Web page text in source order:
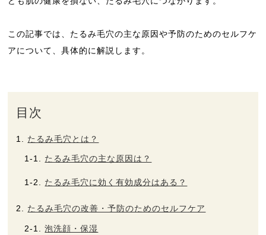
ヘルプ
お買い物ガイド
よくあるご質問
定期お届けサービス
この記事では、たるみ毛穴の主な原因や予防のためのセルフケ
アについて、具体的に解説します。
目次
たるみ毛穴とは？
たるみ毛穴の主な原因は？
たるみ毛穴に効く有効成分はある？
たるみ毛穴の改善・予防のためのセルフケア
泡洗顔・保湿